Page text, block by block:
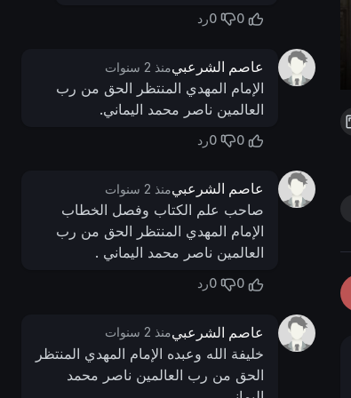
0
0رد
عاصم الشرعبيمنذ 2 سنوات
الإمام المهدي المنتظر الحق من رب
العالمين ناصر محمد اليماني.
0
0رد
عاصم الشرعبيمنذ 2 سنوات
صاحب علم الكتاب وفصل الخطاب
الإمام المهدي المنتظر الحق من رب
العالمين ناصر محمد اليماني .
0
0رد
عاصم الشرعبيمنذ 2 سنوات
خليفة الله وعبده الإمام المهدي المنتظر
الحق من رب العالمين ناصر محمد